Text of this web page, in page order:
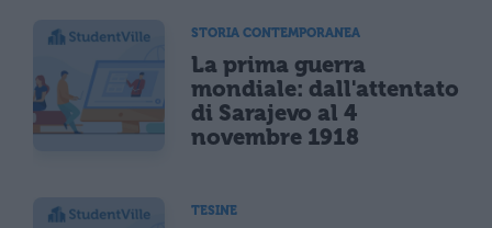
STORIA CONTEMPORANEA
La prima guerra
mondiale: dall'attentato
di Sarajevo al 4
novembre 1918
TESINE